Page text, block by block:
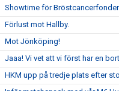
Showtime för
Förlust mot Hallby.
Mot Jönköping!
Jaaa! Vi vet att vi först har en
HKM upp på tredje plats efter